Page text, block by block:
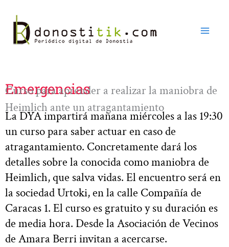
contenido
Emergencias
Curso para aprender a realizar la maniobra de
Heimlich ante un atragantamiento
La DYA impartirá mañana miércoles a las 19:30
un curso para saber actuar en caso de
atragantamiento. Concretamente dará los
detalles sobre la conocida como maniobra de
Heimlich, que salva vidas. El encuentro será en
la sociedad Urtoki, en la calle Compañía de
Caracas 1. El curso es gratuito y su duración es
de media hora. Desde la Asociación de Vecinos
de Amara Berri invitan a acercarse.